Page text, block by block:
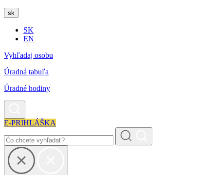
sk
SK
EN
Vyhľadaj osobu
Úradná tabuľa
Úradné hodiny
E-PRIHLÁŠKA